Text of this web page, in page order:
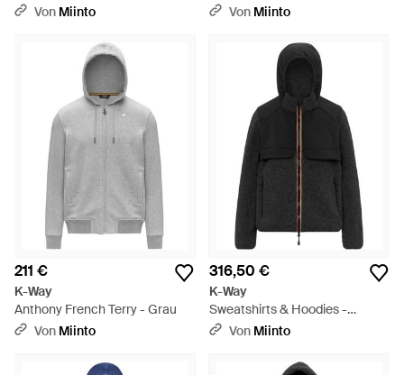
Von Miinto
Von Miinto
211 €
K-Way
Anthony French Terry - Grau
Von Miinto
316,50 €
K-Way
Sweatshirts & Hoodies -
Schwarz
Von Miinto